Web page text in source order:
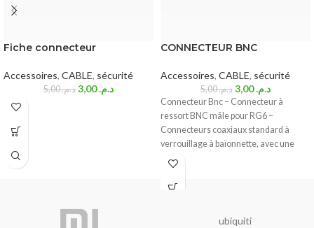
Fiche connecteur
Accessoires, CABLE, sécurité
د.م.5,00 د.م.3,00
CONNECTEUR BNC
Accessoires, CABLE, sécurité
د.م.5,00 د.م.3,00
Connecteur Bnc – Connecteur à
ressort BNC mâle pour RG6 –
Connecteurs coaxiaux standard à
verrouillage à baïonnette, avec une
impédance caractéristique de 50
ubiquiti